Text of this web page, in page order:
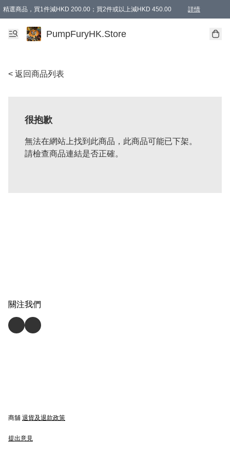
精選商品，買1件減HKD 200.00；買2件或以上減HKD 450.00 詳情
AAPE商品,會員專享9折或以上（按會員等級）AAPE products, members can
精選商品，任選買2件或以上減HKD 100.00
購物滿 HKD 800.00即享免運費優惠！（適用於 特定的送貨方式 )
PumpFuryHK.Store
< 返回商品列表
很抱歉
無法在網站上找到此商品，此商品可能已下架。
請檢查商品連結是否正確。
關注我們
商舖 退貨及退款政策
提出意見